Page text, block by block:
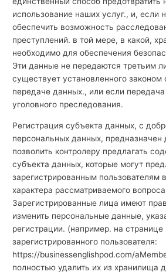
использование наших услуг., и, если
обеспечить возможность
преступлений. в той мере, в какой,
необходимо для обеспечения
Эти данные не передаются третьим
существует установленного законом
передаче данных., или если
уголовного преследования.
Регистрация субъекта данных, с
персональных данных, предназначен
позволить контролеру предлагать
субъекта данных, которые могут
зарегистрированным пользователям
характера рассматриваемого
Зарегистрированные лица имеют
изменить персональные данные,
регистрации. (например. на странице
зарегистрированного пользователя:
https://businessenglishpod.com/
полностью удалить их из хранилища